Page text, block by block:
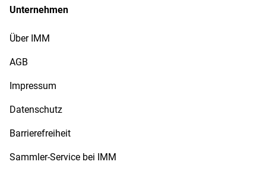
Unternehmen
Über IMM
AGB
Impressum
Datenschutz
Barrierefreiheit
Sammler-Service bei IMM